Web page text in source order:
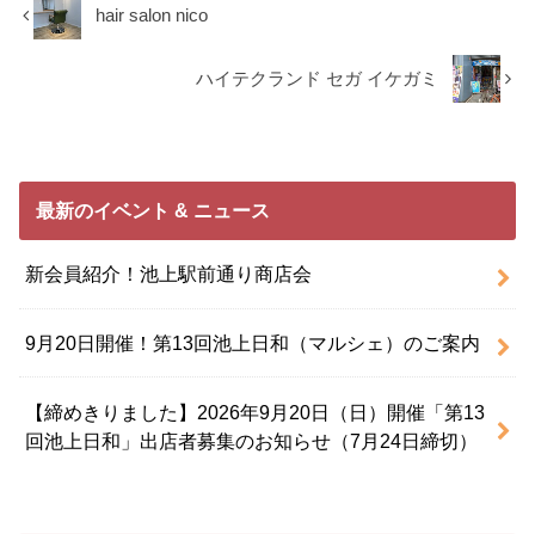
hair salon nico
ハイテクランド セガ イケガミ
最新のイベント & ニュース
新会員紹介！池上駅前通り商店会
9月20日開催！第13回池上日和（マルシェ）のご案内
【締めきりました】2026年9月20日（日）開催「第13
回池上日和」出店者募集のお知らせ（7月24日締切）